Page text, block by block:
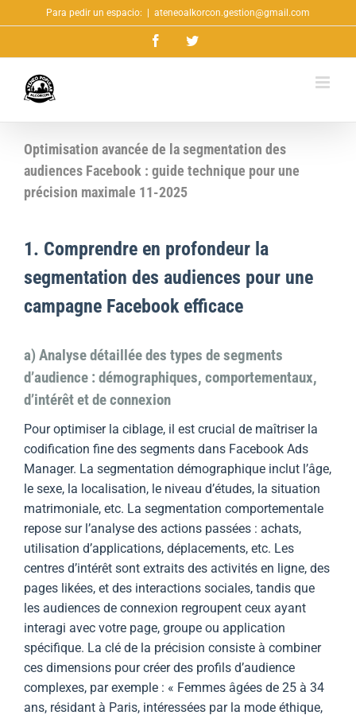
al
Para pedir un espacio: ateneoalkorcon.gestion@gmail.com
FacebookTwitter
Optimisation avancée de la segmentation des
audiences Facebook : guide technique pour une
précision maximale 11-2025
1. Comprendre en profondeur la
segmentation des audiences pour une
campagne Facebook efficace
a) Analyse détaillée des types de segments
d’audience : démographiques, comportementaux,
d’intérêt et de connexion
Pour optimiser la ciblage, il est crucial de maîtriser la
codification fine des segments dans Facebook Ads
Manager. La segmentation démographique inclut l’âge,
le sexe, la localisation, le niveau d’études, la situation
matrimoniale, etc. La segmentation comportementale
repose sur l’analyse des actions passées : achats,
utilisation d’applications, déplacements, etc. Les
centres d’intérêt sont extraits des activités en ligne, des
pages likées, et des interactions sociales, tandis que
les audiences de connexion regroupent ceux ayant
interagi avec votre page, groupe ou application
spécifique. La clé de la précision consiste à combiner
ces dimensions pour créer des profils d’audience
complexes, par exemple : « Femmes âgées de 25 à 34
ans, résidant à Paris, intéressées par la mode éthique,